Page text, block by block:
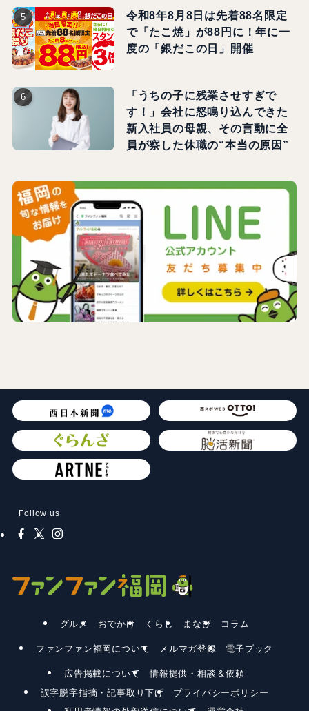
令和8年8月8日は先着88名限定
で「たこ焼」が88円に！年に一
度の「銀だこの日」開催
「うちの子に残業させすぎで
す！」会社に怒鳴り込んできた
新入社員の母親、その言動に全
員が察した休職の“本当の原因”
Follow us
グルメ おでかけ くらし まなび コラム
ファンファン福岡について メルマガ登録 電子ブック
広告掲載について
情報提供・相談＆依頼
誤字脱字指摘・記事取り下げ
プライバシーポリシー